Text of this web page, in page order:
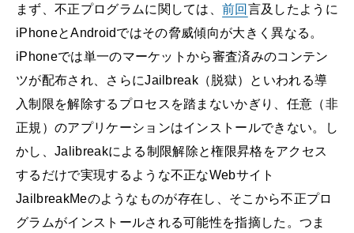
まず、不正プログラムに関しては、前回 言及したように
iPhoneとAndroidではその脅威傾向が大きく異なる。
iPhoneでは単一のマーケットから審査済みのコンテン
ツが配布され、さらにJailbreak（脱獄）といわれる導
入制限を解除するプロセスを踏まないかぎり、任意（非
正規）のアプリケーションはインストールできない。し
かし、Jalibreakによる制限解除と権限昇格をアクセス
するだけで実現するような不正なWebサイト
JailbreakMeのようなものが存在し、そこから不正プロ
グラムがインストールされる可能性を指摘した。つま